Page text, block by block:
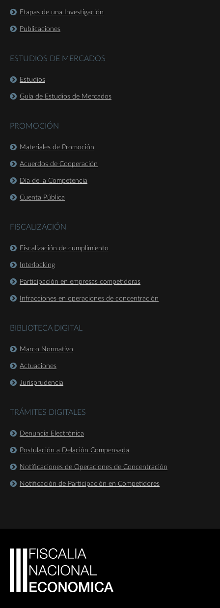
Etapas de una Investigación
Publicaciones
ESTUDIOS DE MERCADOS
Estudios
Guía de Estudios de Mercados
PROMOCIÓN
Materiales de Promoción
Acuerdos de Cooperación
Día de la Competencia
Cuenta Pública
FISCALIZACIÓN
Fiscalización de cumplimiento
Interlocking
Participación en empresas competidoras
Infracciones en operaciones de concentración
BIBLIOTECA DIGITAL
Marco Normativo
Actuaciones
Jurisprudencia
TRÁMITES DIGITALES
Denuncia Electrónica
Postulación a Delación Compensada
Notificaciones de Operaciones de Concentración
Notificación de Participación en Competidores